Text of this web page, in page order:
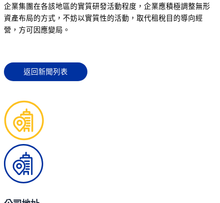
企業集團在各該地區的實質研發活動程度，企業應積極調整無形
資產布局的方式，不妨以實質性的活動，取代租稅目的導向經
營，方可因應變局。
返回新聞列表